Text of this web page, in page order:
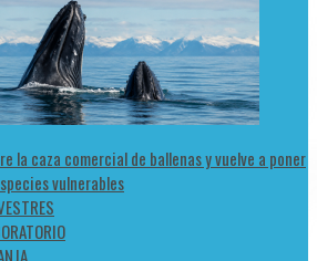
la caza comercial de ballenas y vuelve a poner
vulnerables